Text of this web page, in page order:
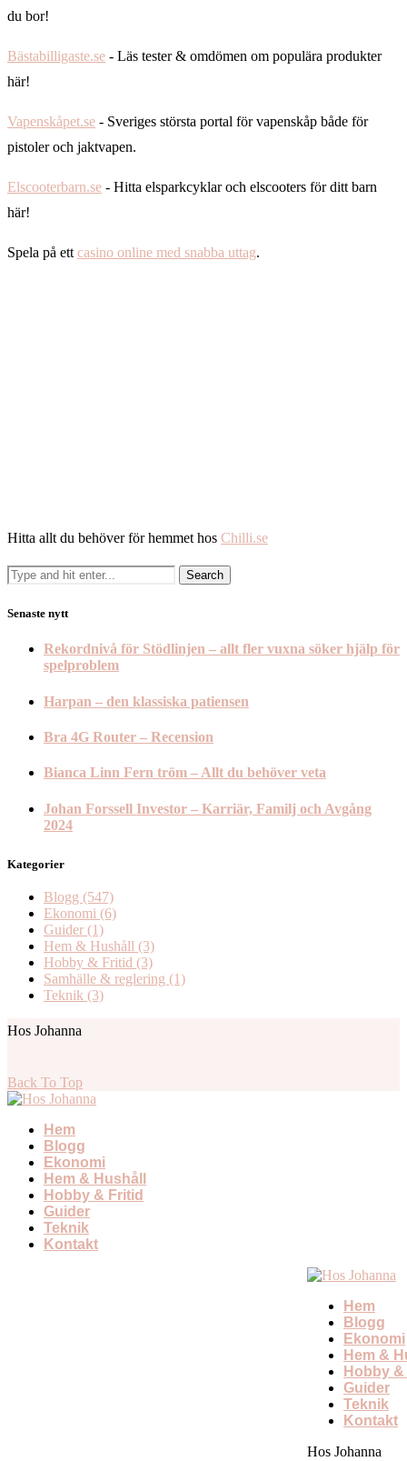
du bor!
Bästabilligaste.se - Läs tester & omdömen om populära produkter
här!
Vapenskåpet.se - Sveriges största portal för vapenskåp både för
pistoler och jaktvapen.
Elscooterbarn.se - Hitta elsparkcyklar och elscooters för ditt barn
här!
Spela på ettcasino online med snabba uttag.
Hitta allt du behöver för hemmet hos Chilli.se
Senaste nytt
Rekordnivå för Stödlinjen – allt fler vuxna söker hjälp för
spelproblem
Harpan – den klassiska patiensen
Bra 4G Router – Recension
Bianca Linn Fern tröm – Allt du behöver veta
Johan Forssell Investor – Karriär, Familj och Avgång
2024
Kategorier
Blogg (547)
Ekonomi (6)
Guider (1)
Hem & Hushåll (3)
Hobby & Fritid (3)
Samhälle & reglering (1)
Teknik (3)
Hos Johanna
Back To Top
Hem
Blogg
Ekonomi
Hem & Hushåll
Hobby & Fritid
Guider
Teknik
Kontakt
Hem
Blogg
Ekonomi
Hem &
Hobby
Guider
Teknik
Kontakt
Hos Johanna